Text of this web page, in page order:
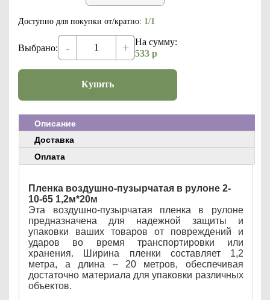
Доступно для покупки от/кратно: 1/1
Выбрано: - +
На сумму:
533 р
Купить
Описание
Доставка
Оплата
Пленка воздушно-пузырчатая в рулоне 2-
10-65 1,2м*20м
Эта воздушно-пузырчатая пленка в рулоне
предназначена для надежной защиты и
упаковки ваших товаров от повреждений и
ударов во время транспортировки или
хранения. Ширина пленки составляет 1,2
метра, а длина – 20 метров, обеспечивая
достаточно материала для упаковки различных
объектов.